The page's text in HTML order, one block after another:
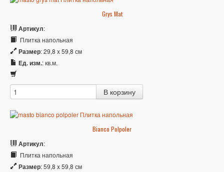
Grys Mat
Артикул:
Плитка напольная
Размер: 29,8 x 59,8 см
Ед. изм.: кв.м.
Bianco Polpoler
Артикул:
Плитка напольная
Размер: 59,8 x 59,8 см